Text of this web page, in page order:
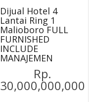
Dijual Hotel 4
Lantai Ring 1
Malioboro FULL
FURNISHED
INCLUDE
MANAJEMEN
Rp.
30,000,000,000